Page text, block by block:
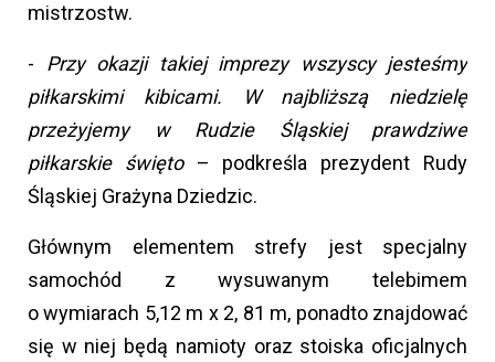
mistrzostw.
- Przy okazji takiej imprezy wszyscy jesteśmy
piłkarskimi kibicami. W najbliższą niedzielę
przeżyjemy w Rudzie Śląskiej prawdziwe
piłkarskie święto– podkreśla prezydent Rudy
Śląskiej Grażyna Dziedzic.
Głównym elementem strefy jest specjalny
samochód z wysuwanym telebimem
o wymiarach 5,12 m x 2, 81 m, ponadto znajdować
się w niej będą namioty oraz stoiska oficjalnych